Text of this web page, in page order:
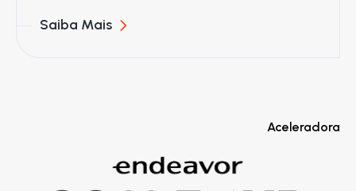
Saiba Mais
Aceleradora